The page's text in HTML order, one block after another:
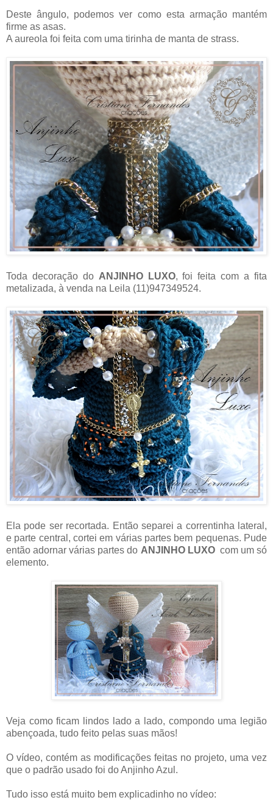
Deste ângulo, podemos ver como esta armação mantém
firme as asas.
A aureola foi feita com uma tirinha de manta de strass.
Toda decoração do ANJINHO LUXO, foi feita com a fita
metalizada, à venda na Leila (11)947349524.
Ela pode ser recortada. Então separei a correntinha lateral,
e parte central, cortei em várias partes bem pequenas. Pude
então adornar várias partes do ANJINHO LUXOcom um só
elemento.
Veja como ficam lindos lado a lado, compondo uma legião
abençoada, tudo feito pelas suas mãos!
O vídeo, contém as modificações feitas no projeto, uma vez
que o padrão usado foi do Anjinho Azul.
Tudo isso está muito bem explicadinho no vídeo: